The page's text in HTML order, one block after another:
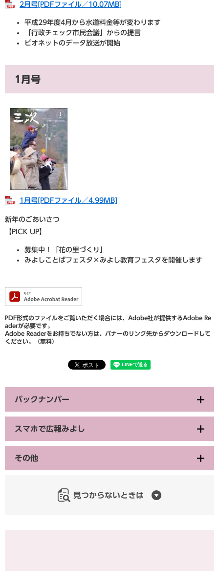
2月号​[PDFファイル／10.07MB]
平成29年度4月から水道料金等が変わります
「行政チェック市民会議」からの提言
ピオネットのデータ放送が開始
1月号
1月号​[PDFファイル／4.99MB]
新年のごあいさつ
【PICK UP】
募集中！「花の里づくり」
みよしことばフェスタ×みよし教育フェスタを開催します
PDF形式のファイルをご覧いただく場合には、Adobe社が提供するAdobe Re
aderが必要です。
Adobe Readerをお持ちでない方は、バナーのリンク先からダウンロードして
ください。（無料）
バックナンバー
スマホで広報みよし
その他
見つからないときは